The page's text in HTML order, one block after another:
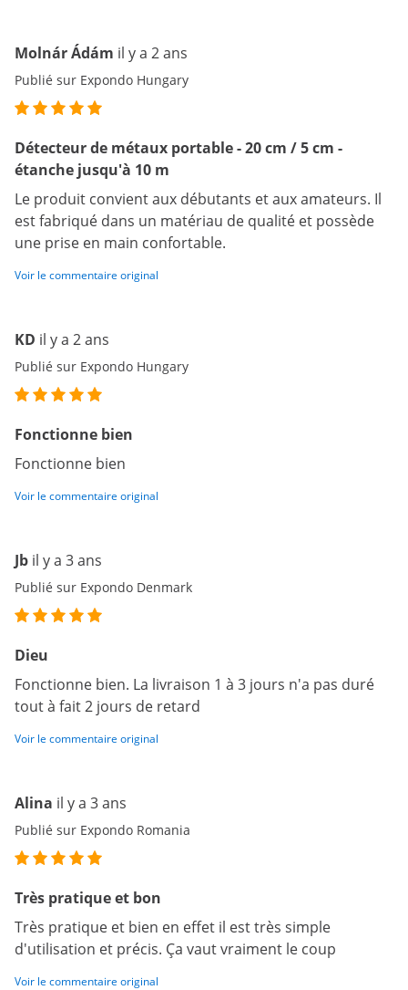
Molnár Ádám il y a 2 ans
Publié sur Expondo Hungary
Détecteur de métaux portable - 20 cm / 5 cm -
étanche jusqu'à 10 m
Le produit convient aux débutants et aux amateurs. Il
est fabriqué dans un matériau de qualité et possède
une prise en main confortable.
Voir le commentaire original
KD il y a 2 ans
Publié sur Expondo Hungary
Fonctionne bien
Fonctionne bien
Voir le commentaire original
Jb il y a 3 ans
Publié sur Expondo Denmark
Dieu
Fonctionne bien. La livraison 1 à 3 jours n'a pas duré
tout à fait 2 jours de retard
Voir le commentaire original
Alina il y a 3 ans
Publié sur Expondo Romania
Très pratique et bon
Très pratique et bien en effet il est très simple
d'utilisation et précis. Ça vaut vraiment le coup
Voir le commentaire original